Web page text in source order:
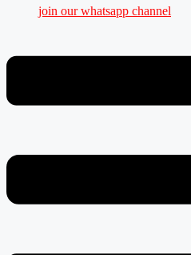
join our whatsapp channel